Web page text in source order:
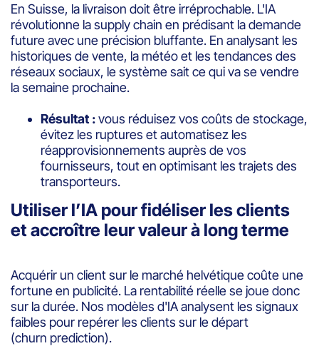
En Suisse, la livraison doit être irréprochable. L'IA
révolutionne la supply chain en prédisant la demande
future avec une précision bluffante. En analysant les
historiques de vente, la météo et les tendances des
réseaux sociaux, le système sait ce qui va se vendre
la semaine prochaine.
Résultat :vous réduisez vos coûts de stockage,
évitez les ruptures et automatisez les
réapprovisionnements auprès de vos
fournisseurs, tout en optimisant les trajets des
transporteurs.
Utiliser l’IA pour fidéliser les clients
et accroître leur valeur à long terme
Acquérir un client sur le marché helvétique coûte une
fortune en publicité. La rentabilité réelle se joue donc
sur la durée. Nos modèles d'IA analysent les signaux
faibles pour repérer les clients sur le départ
(churn prediction).